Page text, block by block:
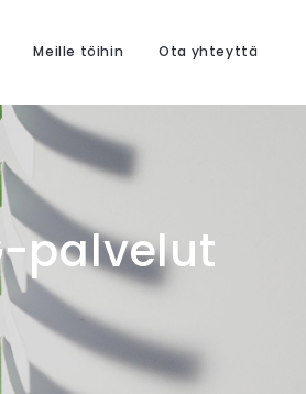
Meille töihin Ota yhteyttä
palvelut